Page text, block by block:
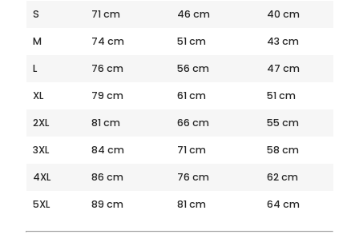
S
71 cm 46 cm
40 cm
M
74 cm 51 cm
43 cm
L
76 cm 56 cm
47 cm
XL
79 cm 61 cm
51 cm
2XL
81 cm 66 cm
55 cm
3XL
84 cm 71 cm
58 cm
4XL
86 cm 76 cm
62 cm
5XL
89 cm 81 cm 64 cm